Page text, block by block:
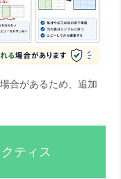
合があるため、追加
ティス